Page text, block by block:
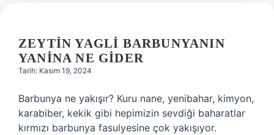
ZEYTIN YAGLI BARBUNYANIN
YANINA NE GIDER
Tarih: Kasım 19, 2024
Barbunya ne yakışır? Kuru nane, yenibahar, kimyon,
karabiber, kekik gibi hepimizin sevdiği baharatlar
kırmızı barbunya fasulyesine çok yakışıyor.